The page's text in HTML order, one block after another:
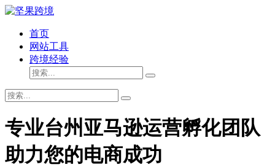
首页
网站工具
跨境经验
专业台州亚马逊运营孵化团队
助力您的电商成功